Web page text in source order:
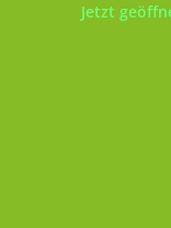
Klicken,
Jetzt